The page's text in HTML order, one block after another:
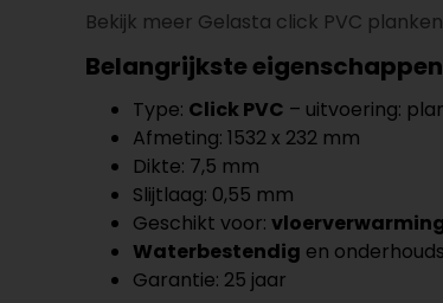
Bekijk meer Gelasta click PVC
Belangrijkste eigenschappen
Type: Click PVC – uitvoering:
Afmeting: 1532 x 232 mm
Dikte: 7,5 mm
Slijtlaag: 0,55 mm
Geschikt voor:
Waterbestendig en
Garantie: 25 jaar